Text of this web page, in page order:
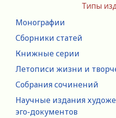
Типы
Монографии
Сборники статей
Книжные серии
Летописи жизни и
Собрания сочинений
Научные издания
эго-документов